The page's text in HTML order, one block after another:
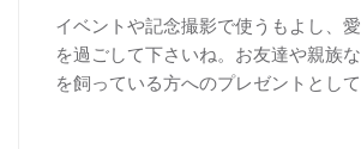
イベントや記念撮影で使うもよし、
を過ごして下さいね。お友達や親族
を飼っている方へのプレゼントとして